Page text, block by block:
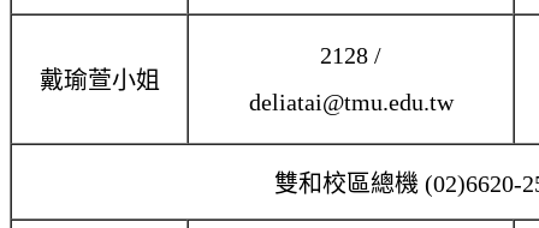
戴瑜萱小姐
2128 /
deliatai@tmu.edu.tw
雙和校區總機 (02)6620-